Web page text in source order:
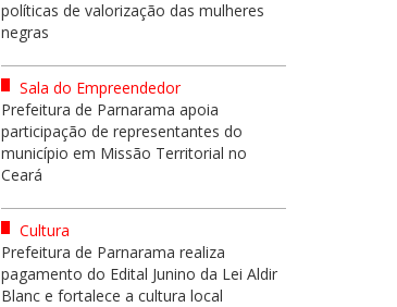
políticas de valorização das mulheres
negras
Sala do Empreendedor
Prefeitura de Parnarama apoia
participação de representantes do
município em Missão Territorial no
Ceará
Cultura
Prefeitura de Parnarama realiza
pagamento do Edital Junino da Lei Aldir
Blanc e fortalece a cultura local